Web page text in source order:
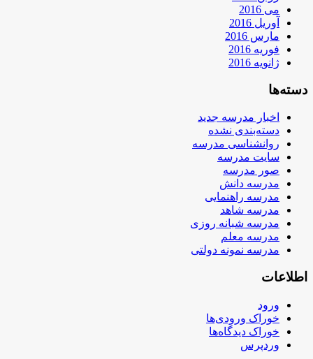
می 2016
آوریل 2016
مارس 2016
فوریه 2016
ژانویه 2016
دسته‌ها
اخبار مدرسه جدید
دسته‌بندی نشده
روانشناسی مدرسه
سایت مدرسه
صور مدرسه
مدرسه دانش
مدرسه راهنمایی
مدرسه شاهد
مدرسه شبانه روزی
مدرسه معلم
مدرسه نمونه دولتی
اطلاعات
ورود
خوراک ورودی‌ها
خوراک دیدگاه‌ها
وردپرس